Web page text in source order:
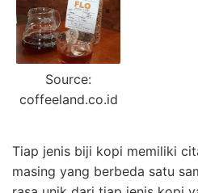
Source:
coffeeland.co.id
Tiap jenis biji kopi memiliki
masing yang berbeda satu